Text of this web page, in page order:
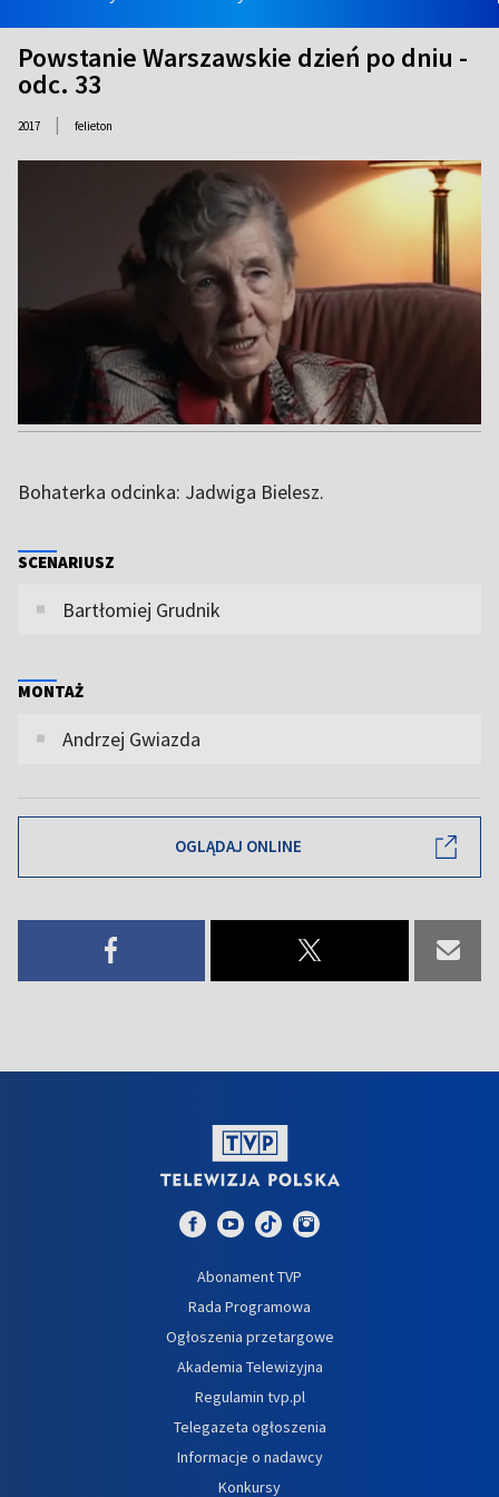
Powstanie Warszawskie dzień po dniu -
odc. 33
2017 | felieton
Bohaterka odcinka: Jadwiga Bielesz.
SCENARIUSZ
Bartłomiej Grudnik
MONTAŻ
Andrzej Gwiazda
OGLĄDAJ ONLINE
Abonament TVP
Rada Programowa
Ogłoszenia przetargowe
Akademia Telewizyjna
Regulamin tvp.pl
Telegazeta ogłoszenia
Informacje o nadawcy
Konkursy